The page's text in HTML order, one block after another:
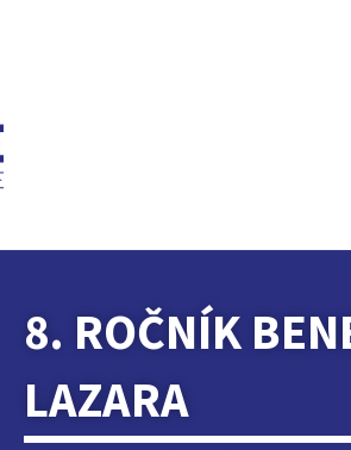
8. ROČNÍK
LAZARA